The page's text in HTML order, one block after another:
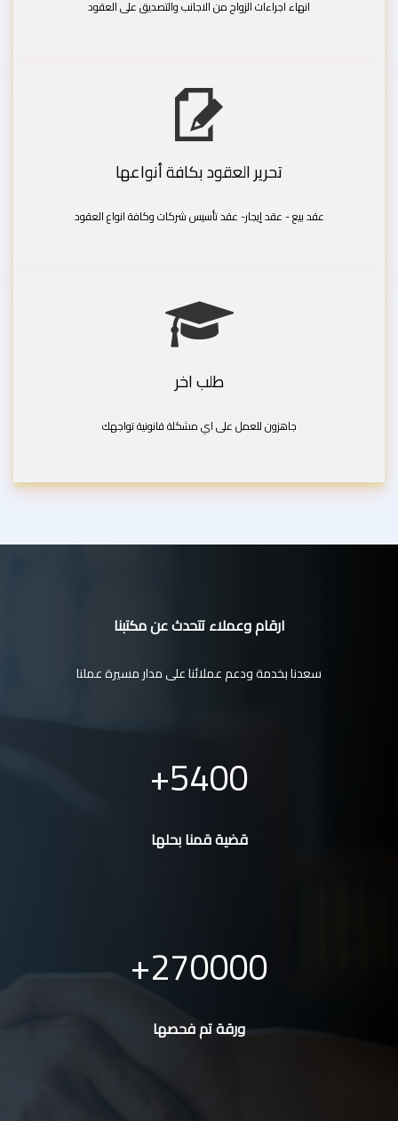
انهاء اجراءات الزواج من الاجانب والتصديق على العقود
تحرير العقود بكافة أنواعها
عقد بيع - عقد إيجار- عقد تأسيس شركات وكافة انواع العقود
طلب اخر
جاهزون للعمل على اي مشكلة قانونية تواجهك
ارقام وعملاء تتحدث عن مكتبنا
سعدنا بخدمة ودعم عملائنا على مدار مسيرة عملنا
5400
قضية قمنا بحلها
270000
ورقة تم فحصها